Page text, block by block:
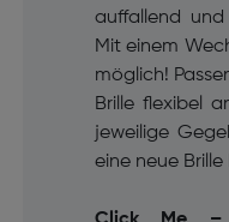
auffallend
Mit einem
möglich!
Brille flexibel
jeweilige
eine neue